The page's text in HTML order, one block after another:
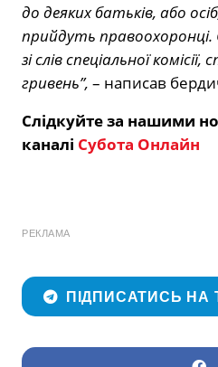
до деяких батьків, або
прийдуть правоохоронці.
зі слів спеціальної
гривень”, – написав
Слідкуйте за нашими
каналі Субота Онлайн
РЕКЛАМА
ПІДПИСАТИСЬ НА